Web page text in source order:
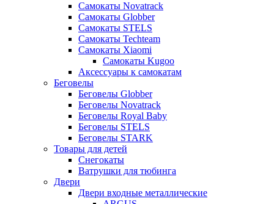
Самокаты Novatrack
Самокаты Globber
Самокаты STELS
Самокаты Techteam
Самокаты Xiaomi
Самокаты Kugoo
Аксессуары к самокатам
Беговелы
Беговелы Globber
Беговелы Novatrack
Беговелы Royal Baby
Беговелы STELS
Беговелы STARK
Товары для детей
Снегокаты
Ватрушки для тюбинга
Двери
Двери входные металлические